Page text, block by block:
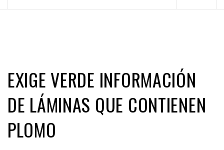
EXIGE VERDE INFORMACIÓN
DE LÁMINAS QUE CONTIENEN
PLOMO